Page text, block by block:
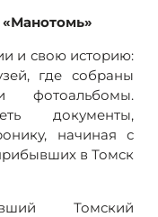
и свою историю:
где собраны
фотоальбомы.
документы,
начиная с
в Томск
Томский